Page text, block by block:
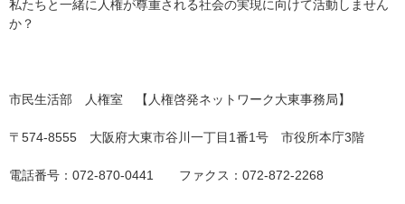
私たちと一緒に人権が尊重される社会の実現に向けて活動しません
か？
市民生活部 人権室 【人権啓発ネットワーク大東事務局】
〒574-8555 大阪府大東市谷川一丁目1番1号 市役所本庁3階
電話番号：072-870-0441 ファクス：072-872-2268